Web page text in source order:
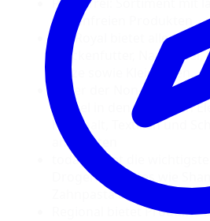
glutenfreien Produkten
ZooRoyal bietet alles
Trockenfutter, Nassfutter,
Katze sowie Kleintieren.
Unter der Non-Food Marke
Artikel in den Bereichen
Haushalt, Textilien und
angeboten
today bietet die
Drogeriemarktes wie
Zahnpasta und sogar
Regional bietet Produkte